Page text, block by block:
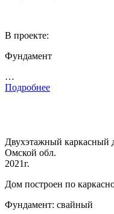
В проекте:
Фундамент
…
Подробнее
Двухэтажный каркасный
Омской обл.
2021г.
Дом построен по
Фундамент: свайный